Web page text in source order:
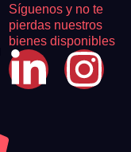
Síguenos y no te
pierdas nuestros
bienes disponibles